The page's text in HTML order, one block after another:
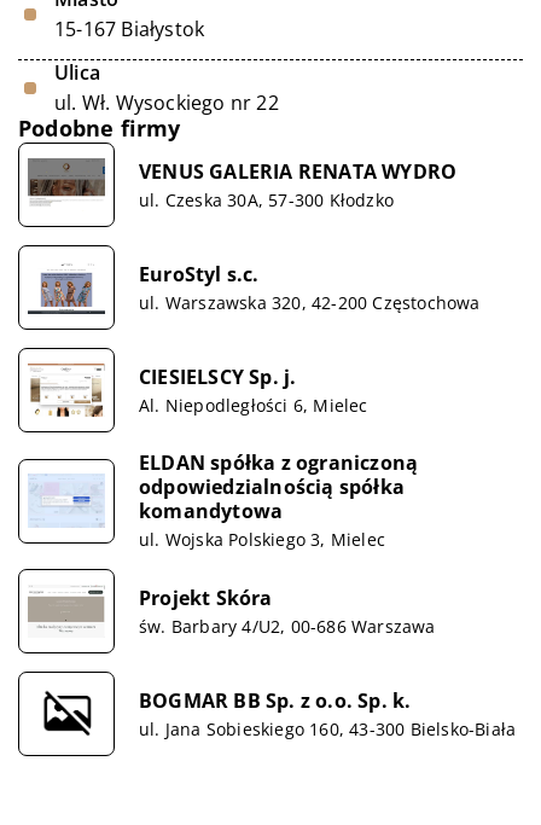
15-167 Białystok
Ulica
ul. Wł. Wysockiego nr 22
Podobne firmy
VENUS GALERIA RENATA WYDRO
ul. Czeska 30A, 57-300 Kłodzko
EuroStyl s.c.
ul. Warszawska 320, 42-200 Częstochowa
CIESIELSCY Sp. j.
Al. Niepodległości 6, Mielec
ELDAN spółka z ograniczoną
odpowiedzialnością spółka
komandytowa
ul. Wojska Polskiego 3, Mielec
Projekt Skóra
św. Barbary 4/U2, 00-686 Warszawa
BOGMAR BB Sp. z o.o. Sp. k.
ul. Jana Sobieskiego 160, 43-300 Bielsko-Biała